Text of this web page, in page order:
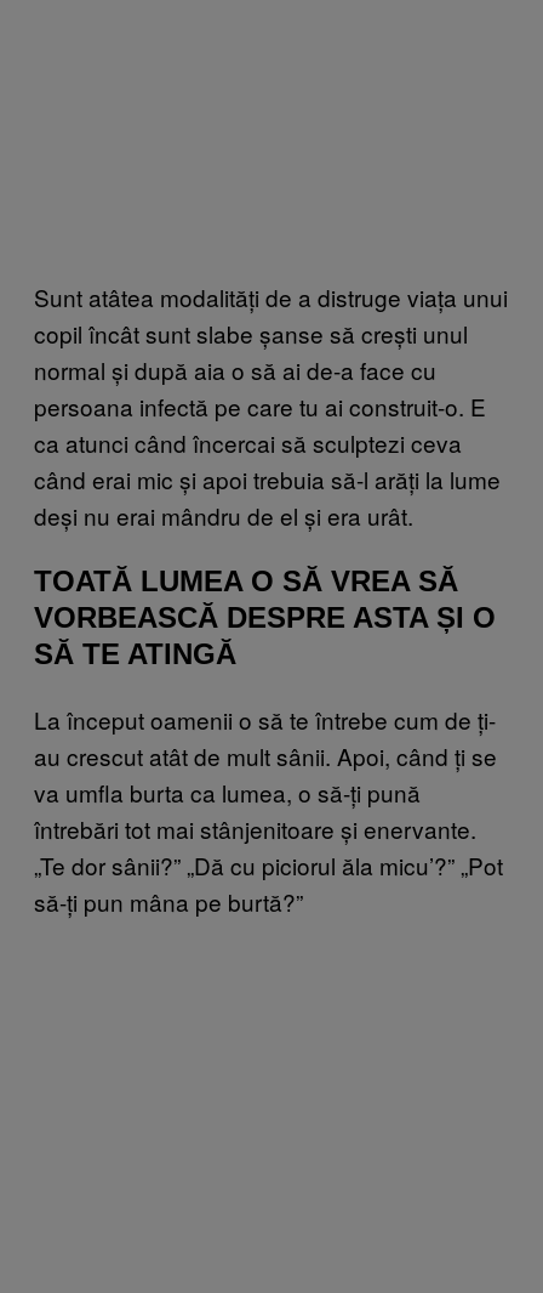
Sunt atâtea modalități de a distruge viața unui
copil încât sunt slabe șanse să crești unul
normal și după aia o să ai de-a face cu
persoana infectă pe care tu ai construit-o. E
ca atunci când încercai să sculptezi ceva
când erai mic și apoi trebuia să-l arăți la lume
deși nu erai mândru de el și era urât.
TOATĂ LUMEA O SĂ VREA SĂ
VORBEASCĂ DESPRE ASTA ȘI O
SĂ TE ATINGĂ
La început oamenii o să te întrebe cum de ți-
au crescut atât de mult sânii. Apoi, când ți se
va umfla burta ca lumea, o să-ți pună
întrebări tot mai stânjenitoare și enervante.
„Te dor sânii?” „Dă cu piciorul ăla micu’?” „Pot
să-ți pun mâna pe burtă?”